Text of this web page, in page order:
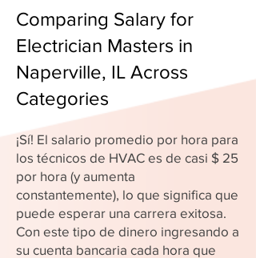
Comparing Salary for
Electrician Masters in
Naperville, IL Across
Categories
¡Sí! El salario promedio por hora para
los técnicos de HVAC es de casi $ 25
por hora (y aumenta
constantemente), lo que significa que
puede esperar una carrera exitosa.
Con este tipo de dinero ingresando a
su cuenta bancaria cada hora que